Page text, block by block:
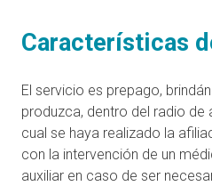
Características
El servicio es prepago,
produzca, dentro del radio
cual se haya realizado la
con la intervención de un
auxiliar en caso de ser